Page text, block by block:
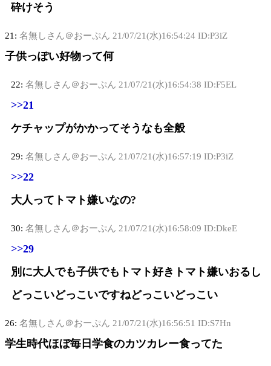
砕けそう
21: 名無しさん＠おーぷん 21/07/21(水)16:54:24 ID:P3iZ
子供っぽい好物って何
22: 名無しさん＠おーぷん 21/07/21(水)16:54:38 ID:F5EL
>>21
ケチャップがかかってそうなも全般
29: 名無しさん＠おーぷん 21/07/21(水)16:57:19 ID:P3iZ
>>22
大人ってトマト嫌いなの?
30: 名無しさん＠おーぷん 21/07/21(水)16:58:09 ID:DkeE
>>29
別に大人でも子供でもトマト好きトマト嫌いおるし
どっこいどっこいですねどっこいどっこい
26: 名無しさん＠おーぷん 21/07/21(水)16:56:51 ID:S7Hn
学生時代ほぼ毎日学食のカツカレー食ってた